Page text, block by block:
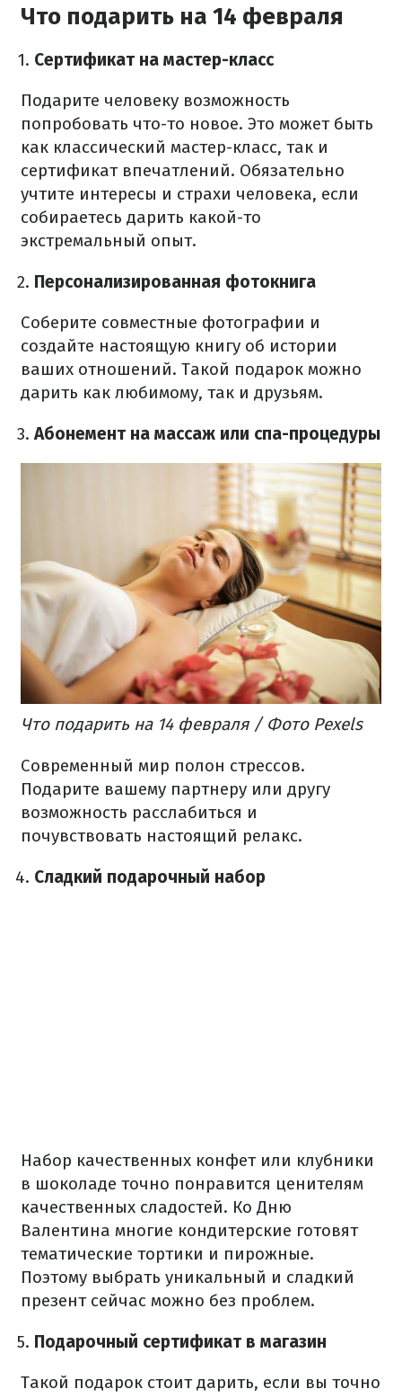
Что подарить на 14 февраля
Сертификат на мастер-класс
Подарите человеку возможность
попробовать что-то новое. Это может быть
как классический мастер-класс, так и
сертификат впечатлений. Обязательно
учтите интересы и страхи человека, если
собираетесь дарить какой-то
экстремальный опыт.
Персонализированная фотокнига
Соберите совместные фотографии и
создайте настоящую книгу об истории
ваших отношений. Такой подарок можно
дарить как любимому, так и друзьям.
Абонемент на массаж или спа-процедуры
Что подарить на 14 февраля / Фото Pexels
Современный мир полон стрессов.
Подарите вашему партнеру или другу
возможность расслабиться и
почувствовать настоящий релакс.
Сладкий подарочный набор
Набор качественных конфет или клубники
в шоколаде точно понравится ценителям
качественных сладостей. Ко Дню
Валентина многие кондитерские готовят
тематические тортики и пирожные.
Поэтому выбрать уникальный и сладкий
презент сейчас можно без проблем.
Подарочный сертификат в магазин
Такой подарок стоит дарить, если вы точно